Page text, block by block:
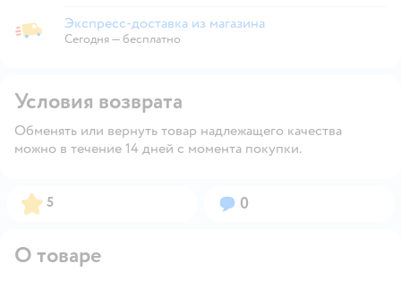
Экспресс-доставка из магазина
Экспресс-доставка из магазина
Сегодня—бесплатно
Условия возврата
Обменять или вернуть товар надлежащего качества
можно в течение 14 дней с момента покупки.
Рейтинг:
5 Вопросов:
0
О товаре